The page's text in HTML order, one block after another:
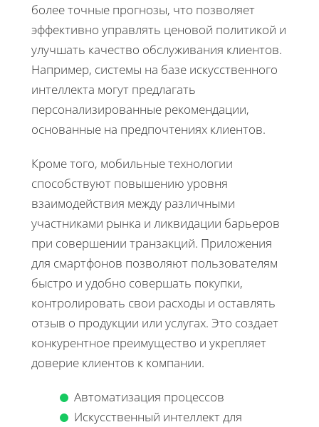
более точные прогнозы, что позволяет
эффективно управлять ценовой политикой и
улучшать качество обслуживания клиентов.
Например, системы на базе искусственного
интеллекта могут предлагать
персонализированные рекомендации,
основанные на предпочтениях клиентов.
Кроме того, мобильные технологии
способствуют повышению уровня
взаимодействия между различными
участниками рынка и ликвидации барьеров
при совершении транзакций. Приложения
для смартфонов позволяют пользователям
быстро и удобно совершать покупки,
контролировать свои расходы и оставлять
отзыв о продукции или услугах. Это создает
конкурентное преимущество и укрепляет
доверие клиентов к компании.
Автоматизация процессов
Искусственный интеллект для